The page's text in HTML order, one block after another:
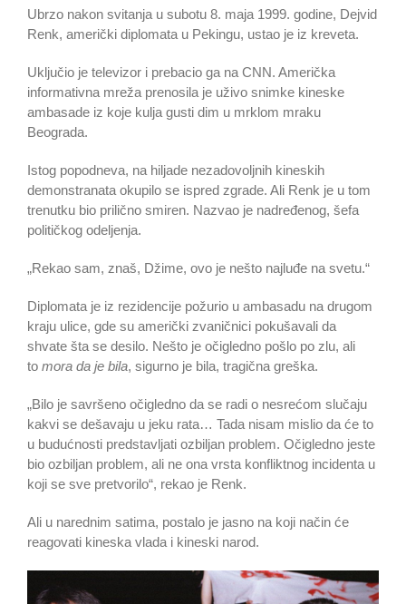
Ubrzo nakon svitanja u subotu 8. maja 1999. godine, Dejvid
Renk, američki diplomata u Pekingu, ustao je iz kreveta.
Uključio je televizor i prebacio ga na CNN. Američka
informativna mreža prenosila je uživo snimke kineske
ambasade iz koje kulja gusti dim u mrklom mraku
Beograda.
Istog popodneva, na hiljade nezadovoljnih kineskih
demonstranata okupilo se ispred zgrade. Ali Renk je u tom
trenutku bio prilično smiren. Nazvao je nadređenog, šefa
političkog odeljenja.
„Rekao sam, znaš, Džime, ovo je nešto najluđe na svetu.“
Diplomata je iz rezidencije požurio u ambasadu na drugom
kraju ulice, gde su američki zvaničnici pokušavali da
shvate šta se desilo. Nešto je očigledno pošlo po zlu, ali
to mora da je bila, sigurno je bila, tragična greška.
„Bilo je savršeno očigledno da se radi o nesrećom slučaju
kakvi se dešavaju u jeku rata… Tada nisam mislio da će to
u budućnosti predstavljati ozbiljan problem. Očigledno jeste
bio ozbiljan problem, ali ne ona vrsta konfliktnog incidenta u
koji se sve pretvorilo“, rekao je Renk.
Ali u narednim satima, postalo je jasno na koji način će
reagovati kineska vlada i kineski narod.